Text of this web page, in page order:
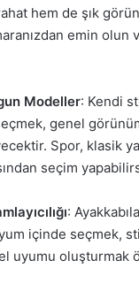
hem de şık
emin olun
Modeller: Kendi
genel
Spor, klasik
seçim
:
içinde seçmek,
uyumu oluşturmak